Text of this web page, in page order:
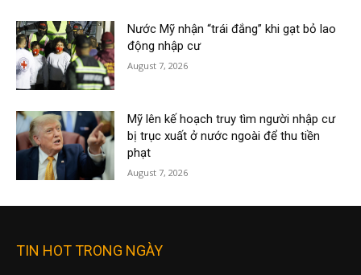
Nước Mỹ nhận “trái đắng” khi gạt bỏ lao
động nhập cư
August 7, 2026
Mỹ lên kế hoạch truy tìm người nhập cư
bị trục xuất ở nước ngoài để thu tiền
phạt
August 7, 2026
TIN HOT TRONG NGÀY